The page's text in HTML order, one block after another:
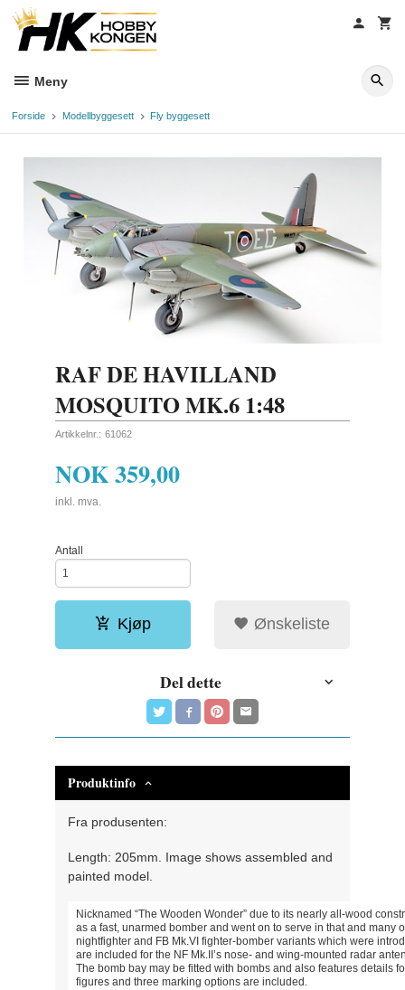
innholdet
Meny
Forside Modellbyggesett Fly byggesett
RAF DE HAVILLAND
MOSQUITO MK.6 1:48
Artikkelnr.: 61062
NOK359,00
inkl. mva.
Antall
Kjøp Ønskeliste
Del dette
Produktinfo
Fra produsenten:
Length: 205mm. Image shows assembled and
painted model.
Nicknamed “The Wooden Wonder” due to its nearly all-wood
as a fast, unarmed bomber and went on to serve in that and many
nightfighter and FB Mk.VI fighter-bomber variants which were
are included for the NF Mk.II’s nose- and wing-mounted radar
The bomb bay may be fitted with bombs and also features details
figures and three marking options are included.